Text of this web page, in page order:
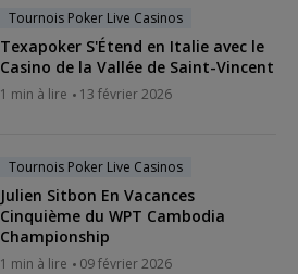
Tournois Poker Live Casinos
Texapoker S'Étend en Italie avec le
Casino de la Vallée de Saint-Vincent
1 min à lire 13 février 2026
Tournois Poker Live Casinos
Julien Sitbon En Vacances
Cinquième du WPT Cambodia
Championship
1 min à lire 09 février 2026